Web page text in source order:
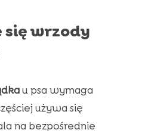
się wrzody
u psa wymaga
używa się
na bezpośrednie